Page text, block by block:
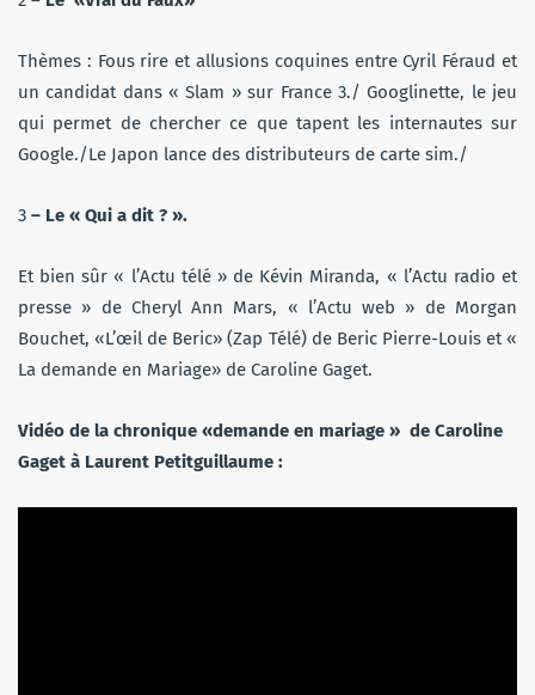
Thèmes : Fous rire et allusions coquines entre Cyril Féraud et
un candidat dans « Slam » sur France 3./ Googlinette, le jeu
qui permet de chercher ce que tapent les internautes sur
Google./Le Japon lance des distributeurs de carte sim./
3 – Le « Qui a dit ? ».
Et bien sûr « l’Actu télé » de Kévin Miranda, « l’Actu radio et
presse » de Cheryl Ann Mars, « l’Actu web » de Morgan
Bouchet, «L’œil de Beric» (Zap Télé) de Beric Pierre-Louis et «
La demande en Mariage» de Caroline Gaget.
Vidéo de la chronique «demande en mariage » de Caroline
Gaget à Laurent Petitguillaume :